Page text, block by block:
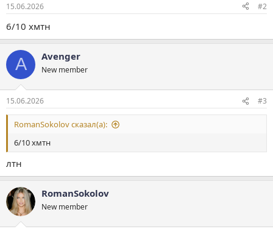
15.06.2026 #2
6/10 хмтн
A Avenger
New member
15.06.2026 #3
RomanSokolov сказал(а):
6/10 хмтн
лтн
RomanSokolov
New member